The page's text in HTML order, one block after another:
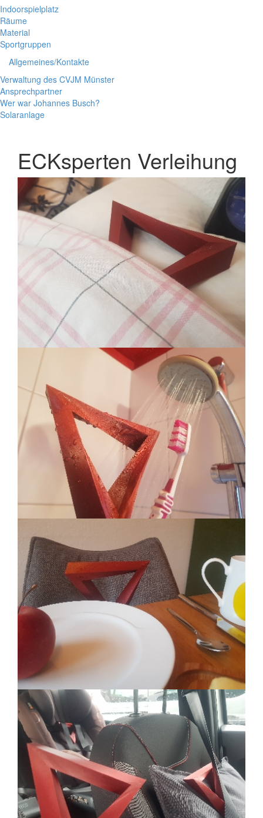
Indoorspielplatz
Räume
Material
Sportgruppen
Allgemeines/Kontakte
Verwaltung des CVJM Münster
Ansprechpartner
Wer war Johannes Busch?
Solaranlage
ECKsperten Verleihung